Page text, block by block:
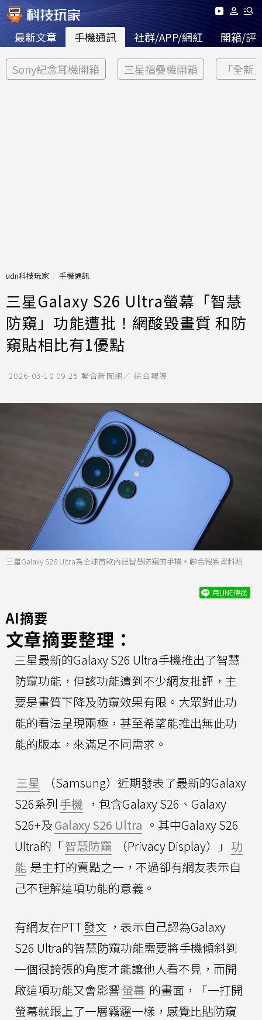
最新文章 手機通訊 社群/APP/網紅 開箱/評
Sony紀念耳機開箱 三星摺疊機開箱 「全新
udn科技玩家 手機通訊
三星Galaxy S26 Ultra螢幕「智慧
防窺」功能遭批！網酸毀畫質 和防
窺貼相比有1優點
2026-03-10 09:25 聯合新聞網／ 綜合報導
三星Galaxy S26 Ultra為全球首款內建智慧防窺的手機。聯合報系資料照
用LINE傳送
AI摘要
文章摘要整理：
三星最新的Galaxy S26 Ultra手機推出了智慧
防窺功能，但該功能遭到不少網友批評，主
要是畫質下降及防窺效果有限。大眾對此功
能的看法呈現兩極，甚至希望能推出無此功
能的版本，來滿足不同需求。
三星
（Samsung）近期發表了最新的Galaxy
S26系列 手機 ，包含Galaxy S26、Galaxy
S26+及Galaxy S26 Ultra 。其中Galaxy S26
Ultra的「智慧防窺 （Privacy Display）」 功
能 是主打的賣點之一，不過卻有網友表示自
己不理解這項功能的意義。
有網友在PTT發文 ，表示自己認為Galaxy
S26 Ultra的智慧防窺功能需要將手機傾斜到
一個很誇張的角度才能讓他人看不見，而開
啟這項功能又會影響螢幕 的畫面，「一打開
螢幕就跟上了一層霧霾一樣，感覺比貼防窺